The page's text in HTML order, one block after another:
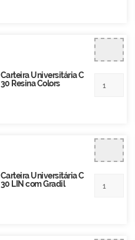
Carteira Universitária C
30 Resina Colors
Carteira Universitária C
30 LIN com Gradil